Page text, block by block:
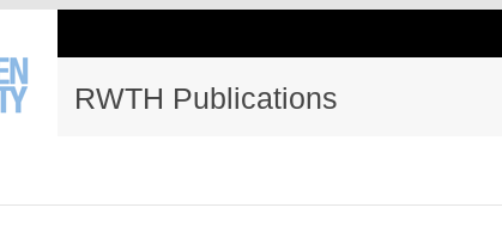
RWTH Publications